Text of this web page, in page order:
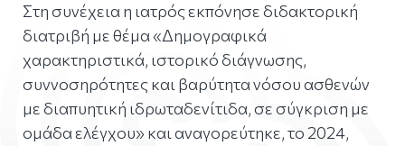
Στη συνέχεια η ιατρός εκπόνησε διδακτορική
διατριβή με θέμα «Δημογραφικά
χαρακτηριστικά, ιστορικό διάγνωσης,
συννοσηρότητες και βαρύτητα νόσου ασθενών
με διαπυητική ιδρωταδενίτιδα, σε σύγκριση με
ομάδα ελέγχου» και αναγορεύτηκε, το 2024,